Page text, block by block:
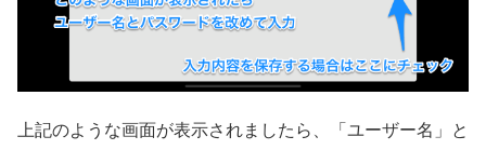
上記のような画面が表示されましたら、「ユーザー名」と